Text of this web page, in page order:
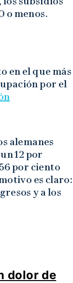
o menos.
en el que más
por el
alemanes
12 por
por ciento
es claro:
y a los
dolor de